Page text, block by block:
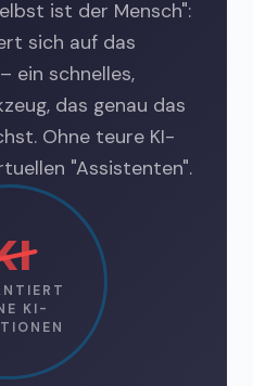
ist der Mensch":
sich auf das
ein schnelles,
das genau das
Ohne teure KI-
"Assistenten".
KI-